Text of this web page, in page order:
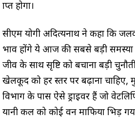
प्राप्त होगा।
सीएम योगी अदित्यनाथ ने कहा कि
प्रभाव होंगे ये आज की सबसे बड़ी
जीव के साथ सृष्टि को बचाना बड़ी चुनौती
खेलकूद को हर स्तर पर बढ़ाना चाहिए,
विभाग के पास ऐसे ड्राइवर हैं जो
यानी कल को कोई वन माफिया भिड़